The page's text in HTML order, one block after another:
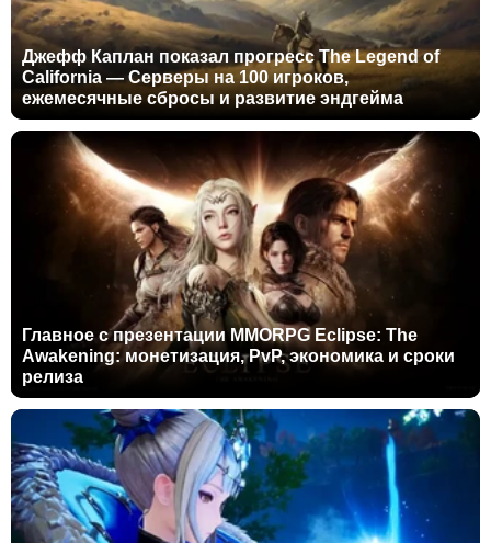
Джефф Каплан показал прогресс The Legend of
California — Серверы на 100 игроков,
ежемесячные сбросы и развитие эндгейма
Главное с презентации MMORPG Eclipse: The
Awakening: монетизация, PvP, экономика и сроки
релиза